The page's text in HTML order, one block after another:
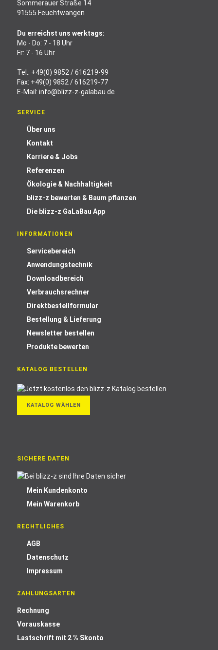
Sommerauer Straße 14
91555 Feuchtwangen
Du erreichst uns werktags:
Mo - Do: 7 - 18 Uhr
Fr: 7 - 16 Uhr
Tel.: +49(0) 9852 / 616219-99
Fax: +49(0) 9852 / 616219-77
E-Mail: info@blizz-z-galabau.de
SERVICE
Über uns
Kontakt
Karriere & Jobs
Referenzen
Ökologie & Nachhaltigkeit
blizz-z bewerten & Baum pflanzen
Die blizz-z GaLaBau App
INFORMATIONEN
Servicebereich
Anwendungstechnik
Downloadbereich
Verbrauchsrechner
Direktbestellformular
Bestellung & Lieferung
Newsletter bestellen
Produkte bewerten
KATALOG BESTELLEN
KATALOG WÄHLEN
SICHERE DATEN
Mein Kundenkonto
Mein Warenkorb
RECHTLICHES
AGB
Datenschutz
Impressum
ZAHLUNGSARTEN
Rechnung
Vorauskasse
Lastschrift mit 2 % Skonto